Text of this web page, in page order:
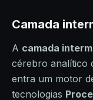
Camada
A camada
cérebro analítico
entra um motor
tecnologias